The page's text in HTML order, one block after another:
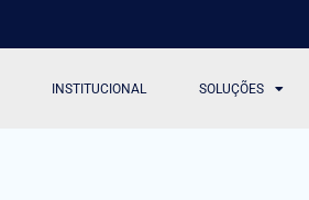
INSTITUCIONAL SOLUÇÕES